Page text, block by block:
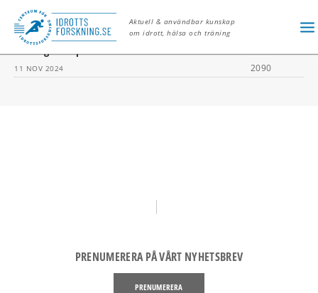
Aktuell & användbar kunskap
om idrott, hälsa och träning
Träningsråd speciellt för kvinnor
11 NOV 2024 2090
PRENUMERERA PÅ VÅRT NYHETSBREV
PRENUMERERA